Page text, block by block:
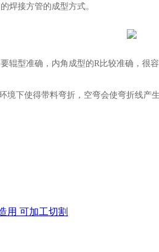
接方管的成型方式。
型准确，内角成型的R比较准确，很
下使得带料弯折，空弯会使弯折线产
用 可加工切割